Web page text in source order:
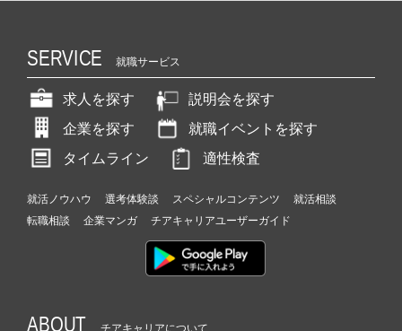
SERVICE 就職サービス
求人を探す
説明会を探す
企業を探す
就職イベントを探す
タイムライン
適性検査
就活ノウハウ 選考体験談 スペシャルコンテンツ
就活相談
転職相談
企業マンガ チアキャリアユーザーガイド
ABOUT チアキャリアについて